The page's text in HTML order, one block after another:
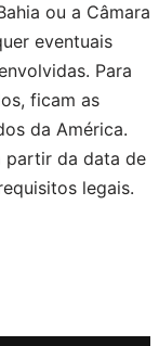
ou a Câmara
eventuais
Para
ficam as
da América.
partir da data de
legais.